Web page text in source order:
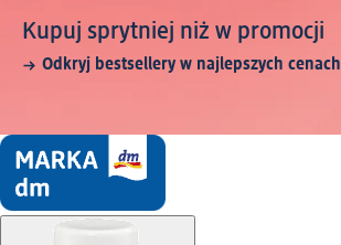
Kupuj sprytniej niż w promocji
Odkryj bestsellery w najlepszych cenach